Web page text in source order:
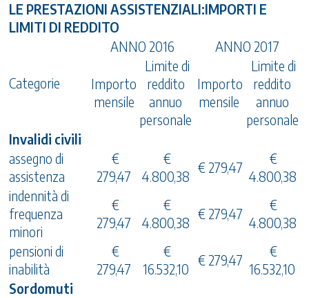
LE PRESTAZIONI ASSISTENZIALI:IMPORTI E
LIMITI DI REDDITO
Categorie
ANNO 2016 ANNO 2017
Importo
mensile
Limite di
reddito
annuo
personale
Importo
mensile
Limite di
reddito
annuo
personale
Invalidi civili
assegno di
assistenza
€
279,47
€
4.800,38
€ 279,47
€
4.800,38
indennità di
frequenza
minori
€
279,47
€
4.800,38
€ 279,47
€
4.800,38
pensioni di
inabilità
€
279,47
€
16.532,10
€ 279,47
€
16.532,10
Sordomuti